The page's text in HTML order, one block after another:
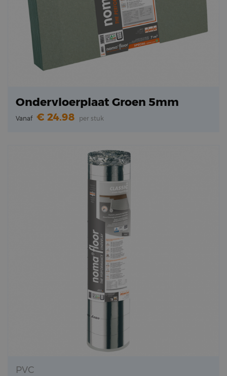
Ondervloerplaat Groen 5mm
Vanaf 24.98 per stuk
PVC